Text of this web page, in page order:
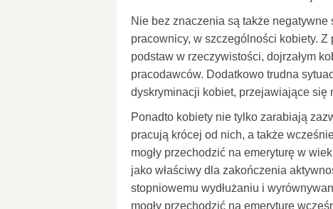
Nie bez znaczenia są także
pracownicy, w szczególności kobiety.
podstaw w rzeczywistości, dojrzałym
pracodawców. Dodatkowo trudna
dyskryminacji kobiet, przejawiające się
Ponadto kobiety nie tylko zarabiają
pracują krócej od nich, a także
mogły przechodzić na emeryturę w
jako właściwy dla zakończenia
stopniowemu wydłużaniu i
mogły przechodzić na emeryturę